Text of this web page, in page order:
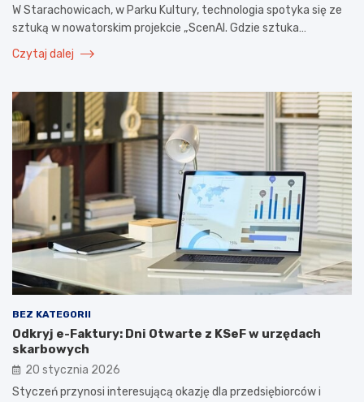
W Starachowicach, w Parku Kultury, technologia spotyka się ze
sztuką w nowatorskim projekcie „ScenAI. Gdzie sztuka…
Czytaj dalej
BEZ KATEGORII
Odkryj e-Faktury: Dni Otwarte z KSeF w urzędach
skarbowych
20 stycznia 2026
Styczeń przynosi interesującą okazję dla przedsiębiorców i